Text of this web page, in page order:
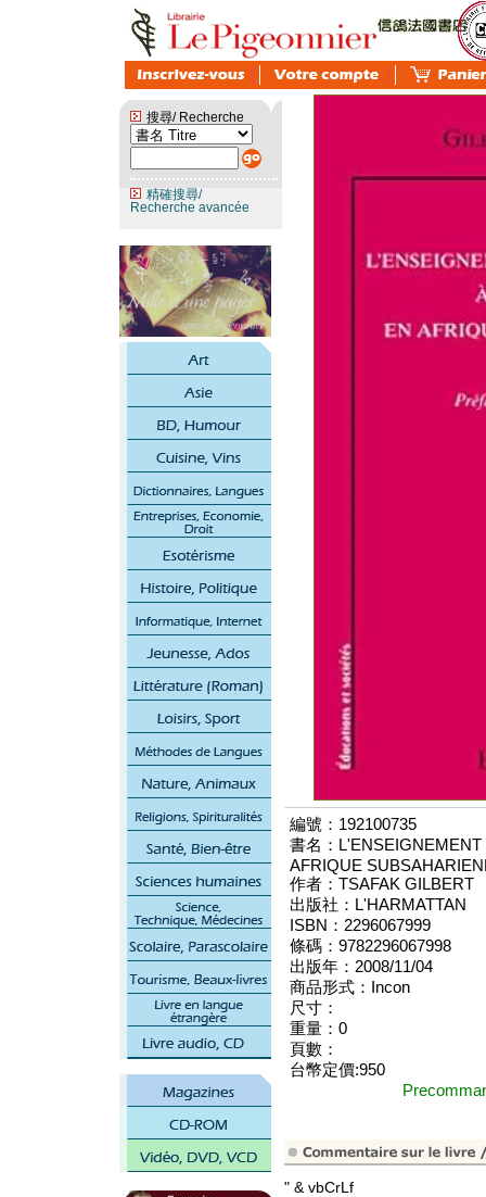
搜尋/ Recherche
精確搜尋/
Recherche avancée
編號：192100735
書名：
AFRIQUE
作者：TSAFAK GILBERT
出版社：L'HARMATTAN
ISBN：2296067999
條碼：9782296067998
出版年：2008/11/04
商品形式：Incon
尺寸：
重量：0
頁數：
台幣定價:950
" & vbCrLf